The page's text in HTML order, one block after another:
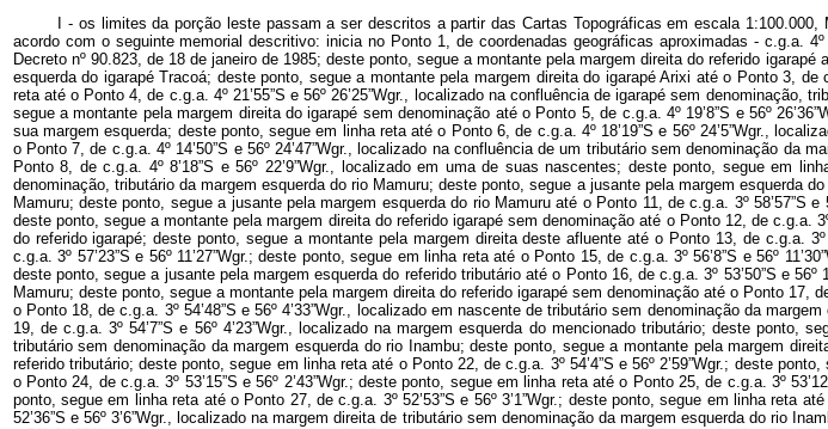
I - os limites da porção leste passam a ser descritos a partir das Cartas Topográficas em escala
acordo com o seguinte memorial descritivo: inicia no Ponto 1, de coordenadas geográficas aproximadas - c.g.a.
Decreto nº 90.823, de 18 de janeiro de 1985; deste ponto, segue a montante pela margem direita do referido
esquerda do igarapé Tracoá; deste ponto, segue a montante pela margem direita do igarapé Arixi até o Ponto 3,
reta até o Ponto 4, de c.g.a. 4º 21’55”S e 56º 26’25”Wgr., localizado na confluência de igarapé sem
segue a montante pela margem direita do igarapé sem denominação até o Ponto 5, de c.g.a. 4º 19’8”S e 56º
sua margem esquerda; deste ponto, segue em linha reta até o Ponto 6, de c.g.a. 4º 18’19”S e 56º 24’5”Wgr.,
o Ponto 7, de c.g.a. 4º 14’50”S e 56º 24’47”Wgr., localizado na confluência de um tributário sem denominação
Ponto 8, de c.g.a. 4º 8’18”S e 56º 22’9”Wgr., localizado em uma de suas nascentes; deste ponto, segue em
denominação, tributário da margem esquerda do rio Mamuru; deste ponto, segue a jusante pela margem esquerda
Mamuru; deste ponto, segue a jusante pela margem esquerda do rio Mamuru até o Ponto 11, de c.g.a. 3º 58’57”S
deste ponto, segue a montante pela margem direita do referido igarapé sem denominação até o Ponto 12, de c.g.a.
do referido igarapé; deste ponto, segue a montante pela margem direita deste afluente até o Ponto 13, de c.g.a.
c.g.a. 3º 57’23”S e 56º 11’27”Wgr.; deste ponto, segue em linha reta até o Ponto 15, de c.g.a. 3º 56’8”S e 56º
deste ponto, segue a jusante pela margem esquerda do referido tributário até o Ponto 16, de c.g.a. 3º 53’50”S e
Mamuru; deste ponto, segue a montante pela margem direita do referido igarapé sem denominação até o Ponto 17,
o Ponto 18, de c.g.a. 3º 54’48”S e 56º 4’33”Wgr., localizado em nascente de tributário sem denominação da
19, de c.g.a. 3º 54’7”S e 56º 4’23”Wgr., localizado na margem esquerda do mencionado tributário; deste ponto,
tributário sem denominação da margem esquerda do rio Inambu; deste ponto, segue a montante pela margem
referido tributário; deste ponto, segue em linha reta até o Ponto 22, de c.g.a. 3º 54’4”S e 56º 2’59”Wgr.; deste
o Ponto 24, de c.g.a. 3º 53’15”S e 56º 2’43”Wgr.; deste ponto, segue em linha reta até o Ponto 25, de c.g.a. 3º
ponto, segue em linha reta até o Ponto 27, de c.g.a. 3º 52’53”S e 56º 3’1”Wgr.; deste ponto, segue em linha reta
52’36”S e 56º 3’6”Wgr., localizado na margem direita de tributário sem denominação da margem esquerda do rio